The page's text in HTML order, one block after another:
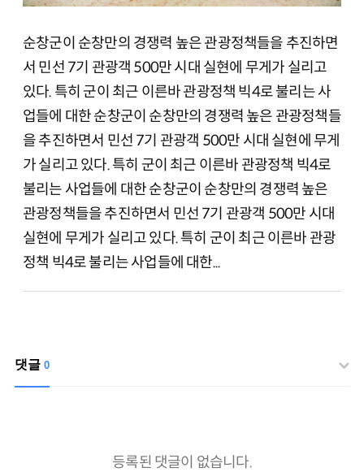
순창군이 순창만의 경쟁력 높은 관광정책들을 추진하면
서 민선 7기 관광객 500만 시대 실현에 무게가 실리고
있다. 특히 군이 최근 이른바 관광정책 빅4로 불리는 사
업들에 대한 순창군이 순창만의 경쟁력 높은 관광정책들
을 추진하면서 민선 7기 관광객 500만 시대 실현에 무게
가 실리고 있다. 특히 군이 최근 이른바 관광정책 빅4로
불리는 사업들에 대한 순창군이 순창만의 경쟁력 높은
관광정책들을 추진하면서 민선 7기 관광객 500만 시대
실현에 무게가 실리고 있다. 특히 군이 최근 이른바 관광
정책 빅4로 불리는 사업들에 대한...
댓글0
등록된 댓글이 없습니다.